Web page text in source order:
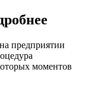
предприятии
моментов